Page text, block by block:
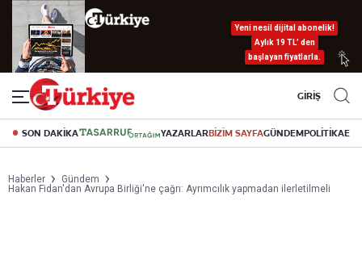
Yeni nesil dijital abonelik!
Aylık 19 TL’ den
başlayan fiyatlarla.
GİRİŞ
SON DAKİKA YAZARLARBİZİM SAYFAGÜNDEMPOLİTİKA
Haberler
Gündem
Hakan Fidan'dan Avrupa Birliği'ne çağrı: Ayrımcılık yapmadan ilerletilmeli